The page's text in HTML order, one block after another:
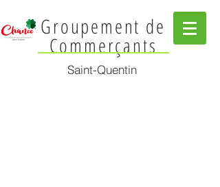
Groupement de
Commerçants
Saint-Quentin